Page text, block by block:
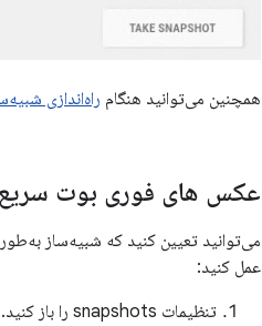
همچنین می‌توانید هنگام راه‌اندازی
عکس های فوری بوت سریع
می‌توانید تعیین کنید که شبیه‌ساز
عمل کنید:
تنظیمات snapshots را باز کنید. اگر شبیه ساز در اندروید استودیو تعبیه شده است، روی